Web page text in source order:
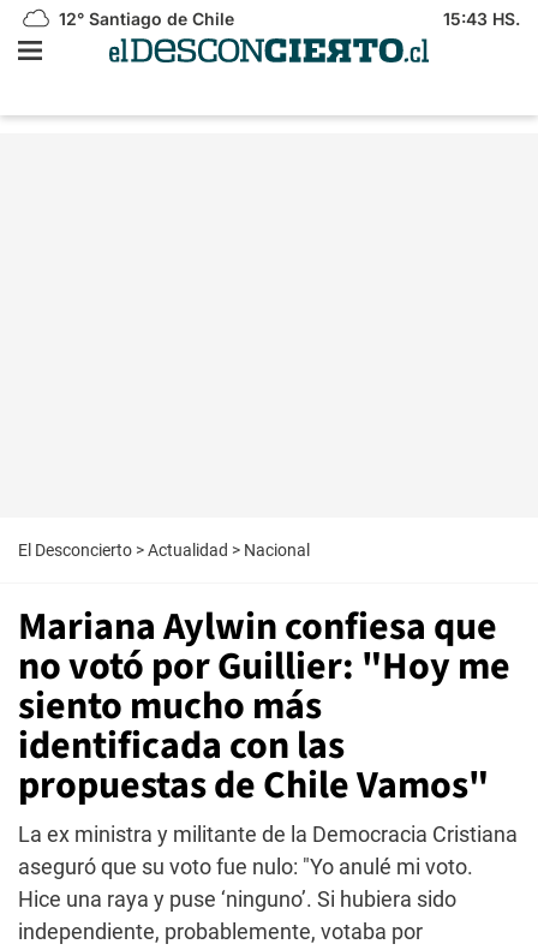
12° Santiago de Chile 15:43 HS.
El Desconcierto >Actualidad > Nacional
Mariana Aylwin confiesa que
no votó por Guillier: "Hoy me
siento mucho más
identificada con las
propuestas de Chile Vamos"
La ex ministra y militante de la Democracia Cristiana
aseguró que su voto fue nulo: "Yo anulé mi voto.
Hice una raya y puse ‘ninguno’. Si hubiera sido
independiente, probablemente, votaba por